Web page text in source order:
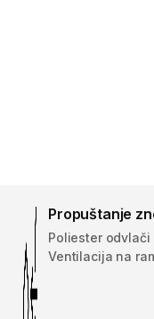
Propuštanje
Poliester odvlači
Ventilacija na